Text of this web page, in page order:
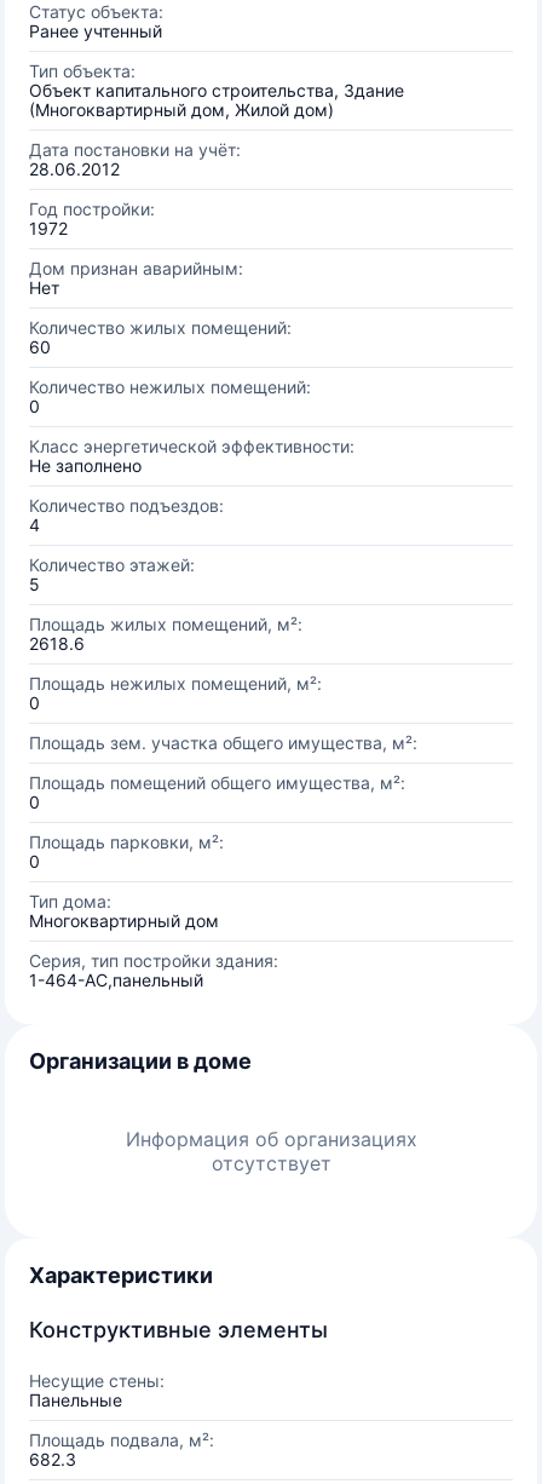
Статус объекта:
Ранее учтенный
Тип объекта:
Объект капитального строительства, Здание
(Многоквартирный дом, Жилой дом)
Дата постановки на учёт:
28.06.2012
Год постройки:
1972
Дом признан аварийным:
Нет
Количество жилых помещений:
60
Количество нежилых помещений:
0
Класс энергетической эффективности:
Не заполнено
Количество подъездов:
4
Количество этажей:
5
Площадь жилых помещений, м²:
2618.6
Площадь нежилых помещений, м²:
0
Площадь зем. участка общего имущества, м²:
Площадь помещений общего имущества, м²:
0
Площадь парковки, м²:
0
Тип дома:
Многоквартирный дом
Серия, тип постройки здания:
1-464-АС,панельный
Организации в доме
Информация об организациях
отсутствует
Характеристики
Конструктивные элементы
Несущие стены:
Панельные
Площадь подвала, м²:
682.3